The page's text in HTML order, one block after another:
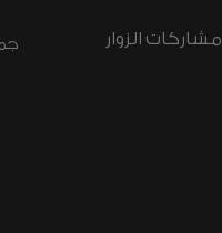
مشاركات الزوار